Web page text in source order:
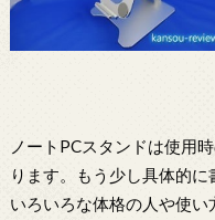
ノートPCスタンドは使用
ります。もう少し具体的に
いろいろな体格の人や使